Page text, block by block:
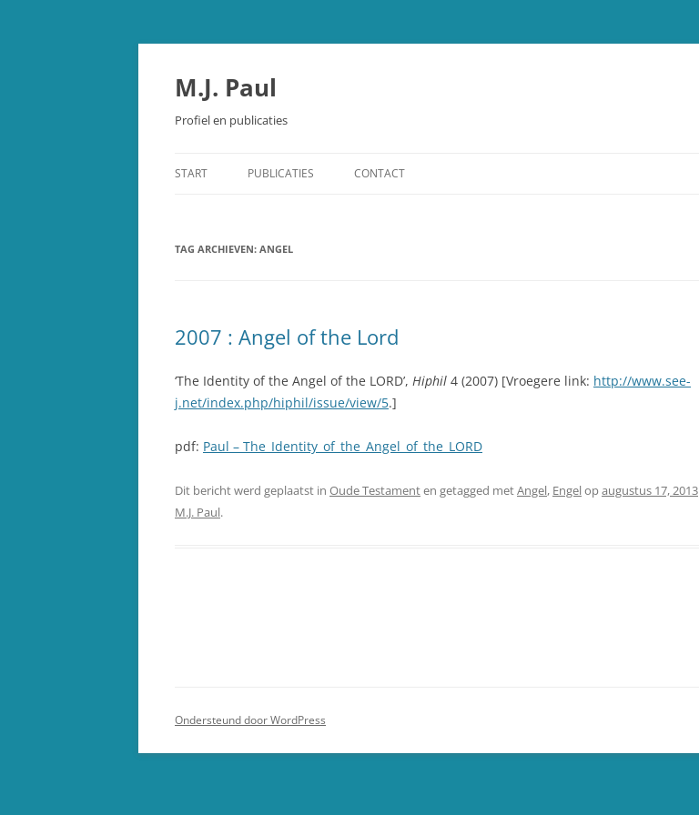
Spring
M.J. Paul
Profiel en publicaties
START PUBLICATIES
STUDIEBIJBEL OUDE TESTAMENT
CONTACT
TAG ARCHIEVEN: ANGEL
2007 : Angel of the Lord
‘The Identity of the Angel of the LORD’, Hiphil 4 (2007) [Vroegere link: http://www.see-
j.net/index.php/hiphil/issue/view/5.]
pdf: Paul – The_Identity_of_the_Angel_of_the_LORD
Dit bericht werd geplaatst in Oude Testamenten getagged metAngel, Engelopaugustus 17, 2013
M.J. Paul.
Ondersteund door WordPress